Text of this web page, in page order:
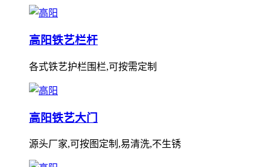
高阳铁艺栏杆
各式铁艺护栏围栏,可按需定制
高阳铁艺大门
源头厂家,可按图定制,易清洗,不生锈